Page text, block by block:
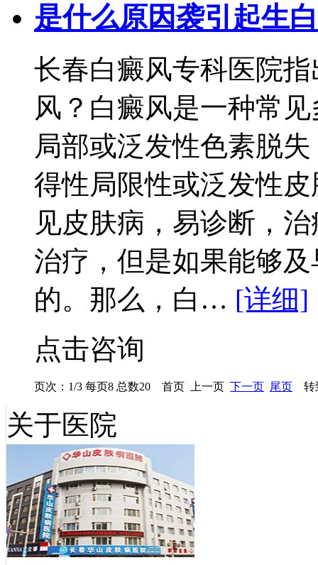
是什么原因袭引起生
长春白癜风专科医院
风？白癜风是一种常
局部或泛发性色素脱
得性局限性或泛发性
见皮肤病，易诊断，
治疗，但是如果能够
的。那么，白… [详细]
点击咨询
页次：1/3 每页8 总数20 首页 上一页 下一页 尾页 转
关于医院